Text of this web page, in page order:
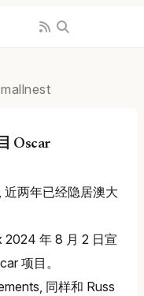
Oscar
两年已经隐居澳大
2024 年 8 月 2 日宣
项目。
同样和 Russ